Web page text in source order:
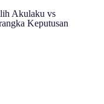
Akulaku vs
Keputusan